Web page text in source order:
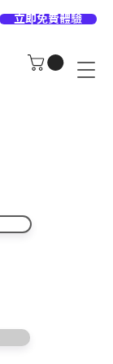
立即免費體驗